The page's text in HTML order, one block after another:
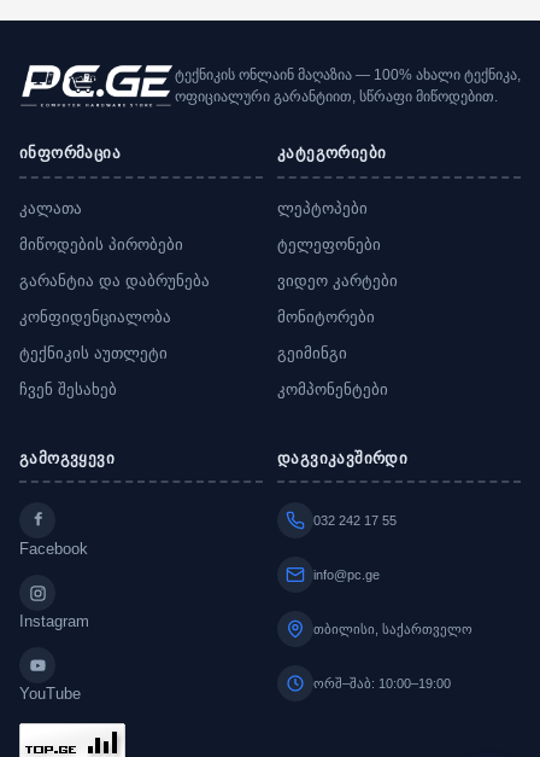
ტექნიკის ონლაინ მაღაზია — 100% ახალი ტექნიკა,
ოფიციალური გარანტიით, სწრაფი მიწოდებით.
ინფორმაცია
კალათა
მიწოდების პირობები
გარანტია და დაბრუნება
კონფიდენციალობა
ტექნიკის აუთლეტი
ჩვენ შესახებ
კატეგორიები
ლეპტოპები
ტელეფონები
ვიდეო კარტები
მონიტორები
გეიმინგი
კომპონენტები
გამოგვყევი
Facebook
Instagram
YouTube
დაგვიკავშირდი
032 242 17 55
info@pc.ge
თბილისი, საქართველო
ორშ–შაბ: 10:00–19:00